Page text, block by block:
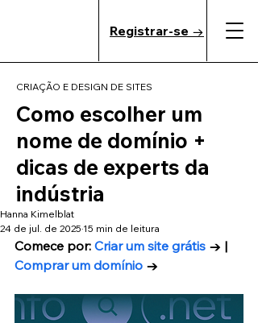
Registrar-se →
CRIAÇÃO E DESIGN DE SITES
Como escolher um
nome de domínio +
dicas de experts da
indústria
Hanna Kimelblat
24 de jul. de 2025 15 min de leitura
Comece por: Criar um site grátis → |
Comprar um domínio →